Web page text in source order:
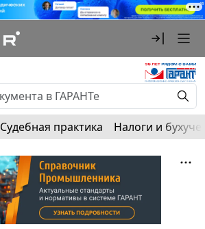
Судебная практика Налоги и